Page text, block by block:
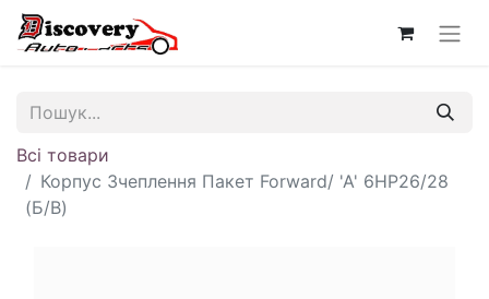
Всі товари
Корпус Зчеплення Пакет Forward/ 'A' 6HP26/28
(Б/В)